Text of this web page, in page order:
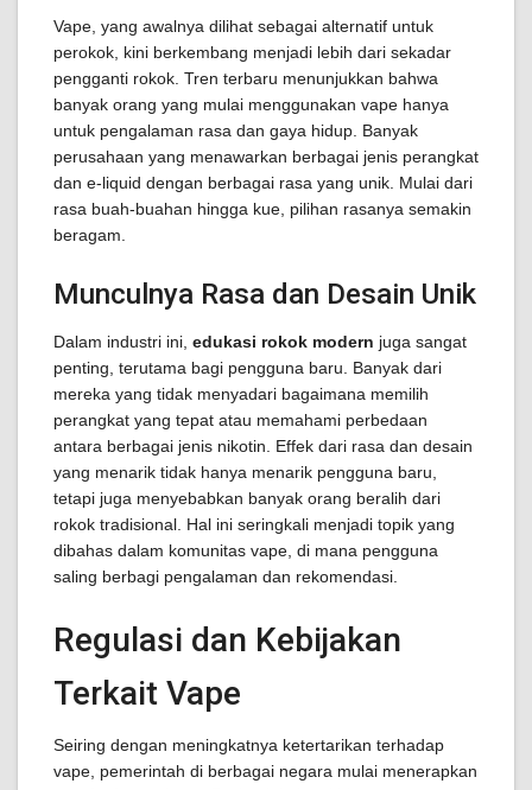
Vape, yang awalnya dilihat sebagai alternatif untuk
perokok, kini berkembang menjadi lebih dari sekadar
pengganti rokok. Tren terbaru menunjukkan bahwa
banyak orang yang mulai menggunakan vape hanya
untuk pengalaman rasa dan gaya hidup. Banyak
perusahaan yang menawarkan berbagai jenis perangkat
dan e-liquid dengan berbagai rasa yang unik. Mulai dari
rasa buah-buahan hingga kue, pilihan rasanya semakin
beragam.
Munculnya Rasa dan Desain Unik
Dalam industri ini, edukasi rokok modern juga sangat
penting, terutama bagi pengguna baru. Banyak dari
mereka yang tidak menyadari bagaimana memilih
perangkat yang tepat atau memahami perbedaan
antara berbagai jenis nikotin. Effek dari rasa dan desain
yang menarik tidak hanya menarik pengguna baru,
tetapi juga menyebabkan banyak orang beralih dari
rokok tradisional. Hal ini seringkali menjadi topik yang
dibahas dalam komunitas vape, di mana pengguna
saling berbagi pengalaman dan rekomendasi.
Regulasi dan Kebijakan
Terkait Vape
Seiring dengan meningkatnya ketertarikan terhadap
vape, pemerintah di berbagai negara mulai menerapkan